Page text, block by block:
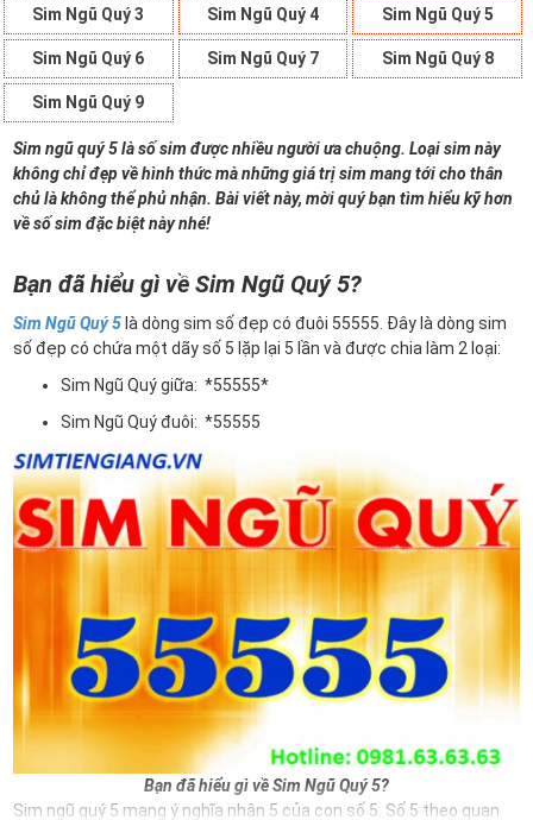
Sim Ngũ Quý 3 Sim Ngũ Quý 4 Sim Ngũ Quý 5
Sim Ngũ Quý 6 Sim Ngũ Quý 7 Sim Ngũ Quý 8
Sim Ngũ Quý 9
Sim ngũ quý 5 là số sim được nhiều người ưa chuộng. Loại sim này
không chỉ đẹp về hình thức mà những giá trị sim mang tới cho thân
chủ là không thể phủ nhận. Bài viết này, mời quý bạn tìm hiểu kỹ hơn
về số sim đặc biệt này nhé!
Bạn đã hiểu gì về Sim Ngũ Quý 5?
Sim Ngũ Quý 5 là dòng sim số đẹp có đuôi 55555. Đây là dòng sim
số đẹp có chứa một dãy số 5 lặp lại 5 lần và được chia làm 2 loại:
Sim Ngũ Quý giữa: *55555*
Sim Ngũ Quý đuôi: *55555
Bạn đã hiểu gì về Sim Ngũ Quý 5?
Sim ngũ quý 5 mang ý nghĩa nhân 5 của con số 5. Số 5 theo quan